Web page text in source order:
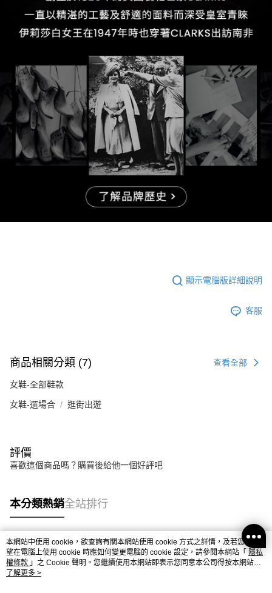
顯示電腦版詳細說明
客服
商品相關分類 (7) 查看全部
女鞋-全部鞋款
女鞋-選場合 逛街出遊
評價
喜歡這個商品嗎？購買後給他一個好評吧
本分類熱銷全站排行
熱門標籤
本網站中使用 cookie，欲查詢有關本網站使用 cookie 方式之詳情，及若您不希
望在電腦上使用 cookie 時應如何變更電腦的 cookie 設定，請參閱本網站「 隱私
權條款 」之 Cookie 聲明。您繼續使用本網站即表示您同意本公司得按本網站使
用條款之 Cookie 聲明使用 cookie。
了解更多 >